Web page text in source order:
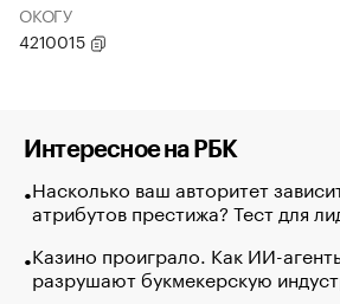
ОКОГУ
4210015
Интересное на РБК
Насколько ваш авторитет
атрибутов престижа? Тест для
Казино проиграло. Как ИИ-
разрушают букмекерскую